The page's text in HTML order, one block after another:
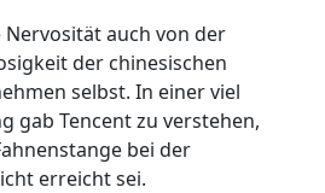
auch von der
der chinesischen
selbst. In einer viel
gab Tencent zu verstehen,
bei der
erreicht sei.